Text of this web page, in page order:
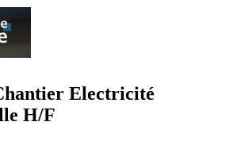
Electricité
H/F